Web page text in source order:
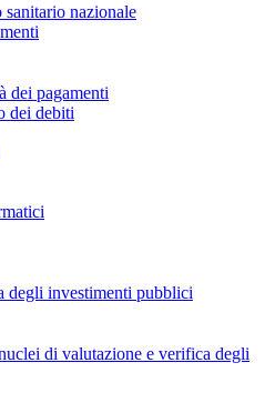
nazionale
dei pagamenti
dei debiti
degli investimenti pubblici
di valutazione e verifica degli